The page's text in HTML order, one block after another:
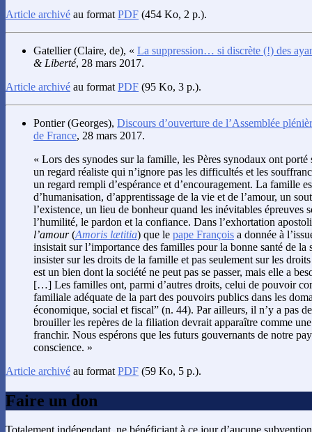
Article archivé au format PDF (454 Ko, 2 p.).
Gatellier(Claire, de), « La suppression… si discrète (!) des
& Liberté, 28 mars 2017.
Article archivé au format PDF (95 Ko, 3 p.).
Pontier(Georges), Discours d’ouverture de l’Assemblée
de France, 28 mars 2017.
« Lors des synodes sur la famille, les Pères synodaux ont
un regard réaliste qui n’ignore pas les difficultés et les
un regard rempli d’espérance et d’encouragement. La famille
d’humanisation, d’apprentissage de la vie et de l’amour, un
l’existence, un lieu de bonheur quand les inévitables épreuves
l’humilité, le pardon et la confiance. Dans l’exhortation
l’amour(Amoris lætitia) que le pape François a donnée à
insistait sur l’importance des familles pour la bonne santé de la
insister sur les droits de la famille et pas seulement sur les
est un bien dont la société ne peut pas se passer, mais elle a
[…] Les familles ont, parmi d’autres droits, celui de pouvoir
familiale adéquate de la part des pouvoirs publics dans les
économique, social et fiscal” (n. 44). Par ailleurs, il n’y a pas
brouiller les repères de la filiation devrait apparaître comme
franchir. Nous espérons que les futurs gouvernants de notre
conscience. »
Article archivé au format PDF (59 Ko, 5 p.).
Faire un don